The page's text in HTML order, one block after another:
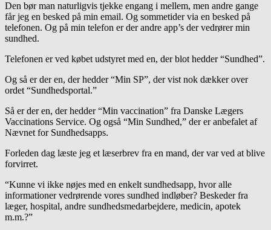
Den bør man naturligvis tjekke engang i mellem, men andre gange
får jeg en besked på min email. Og sommetider via en besked på
telefonen. Og på min telefon er der andre app’s der vedrører min
sundhed.
Telefonen er ved købet udstyret med en, der blot hedder “Sundhed”.
Og så er der en, der hedder “Min SP”, der vist nok dækker over
ordet “Sundhedsportal.”
Så er der en, der hedder “Min vaccination” fra Danske Lægers
Vaccinations Service. Og også “Min Sundhed,” der er anbefalet af
Nævnet for Sundhedsapps.
Forleden dag læste jeg et læserbrev fra en mand, der var ved at blive
forvirret.
“Kunne vi ikke nøjes med en enkelt sundhedsapp, hvor alle
informationer vedrørende vores sundhed indløber? Beskeder fra
læger, hospital, andre sundhedsmedarbejdere, medicin, apotek
m.m.?”